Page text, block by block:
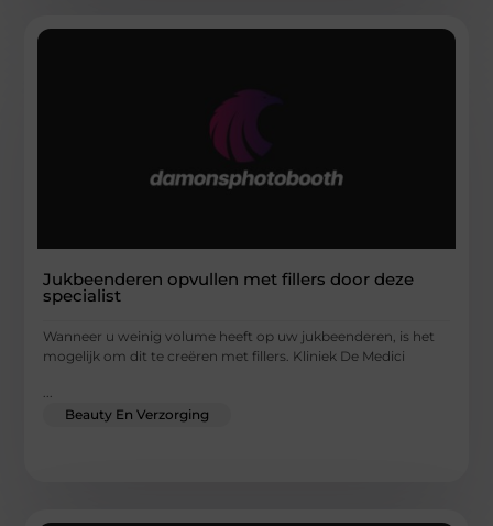
Jukbeenderen opvullen met fillers door deze
specialist
Wanneer u weinig volume heeft op uw jukbeenderen, is het
mogelijk om dit te creëren met fillers. Kliniek De Medici
Beauty En Verzorging